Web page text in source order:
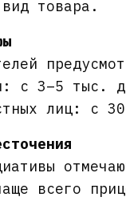
товара.
с 3–5 тыс.
лиц: с
всего